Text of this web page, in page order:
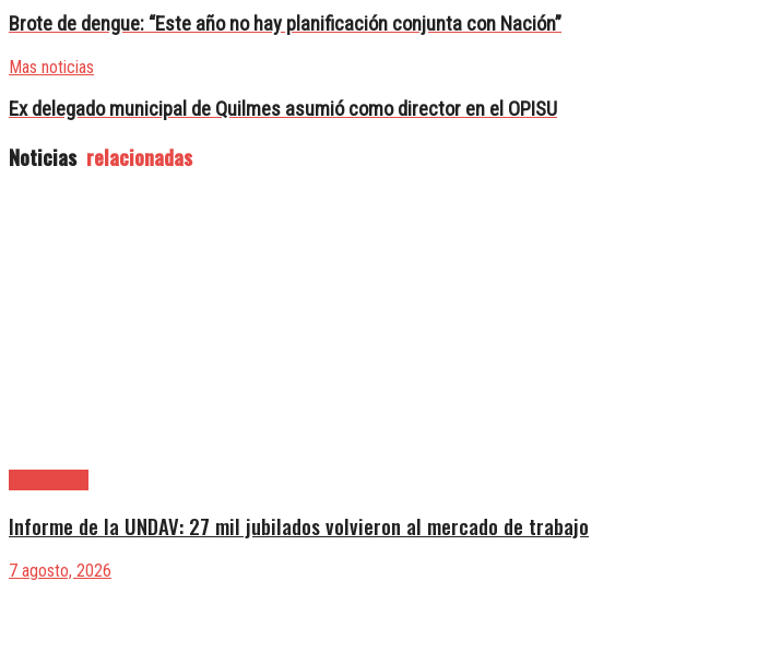
Brote de dengue: “Este año no hay planificación conjunta con Nación”
Mas noticias
Ex delegado municipal de Quilmes asumió como director en el OPISU
Noticias relacionadas
Informe de la UNDAV: 27 mil jubilados volvieron al mercado de trabajo
7 agosto, 2026